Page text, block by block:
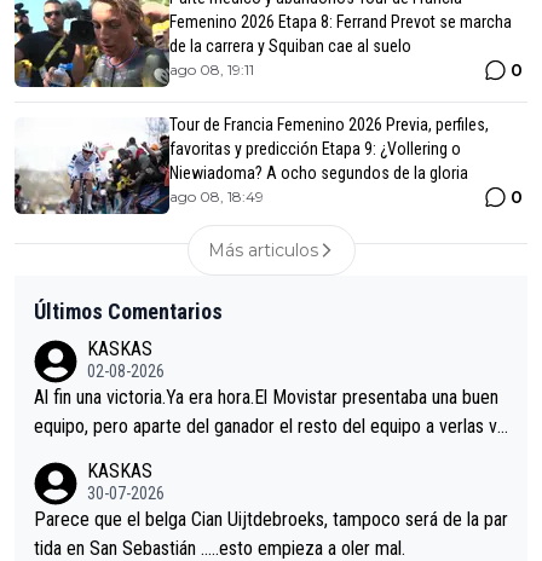
Femenino 2026 Etapa 8: Ferrand Prevot se marcha
de la carrera y Squiban cae al suelo
ago 08, 19:11 0
Tour de Francia Femenino 2026 Previa, perfiles,
favoritas y predicción Etapa 9: ¿Vollering o
Niewiadoma? A ocho segundos de la gloria
ago 08, 18:49 0
Más articulos
Últimos Comentarios
KASKAS
02-08-2026
Al fin una victoria.Ya era hora.El Movistar presentaba una buen
equipo, pero aparte del ganador el resto del equipo a verlas ve
s.La única buena noticia es la mejoría de Enric Más en San Seb
astian.Si en la Vuelta a Burgos sigue la mejoría, podríamos ten
er alguna sorpresa en la Vuelta.Ojalá.
KASKAS
30-07-2026
Parece que el belga Cian Uijtdebroeks, tampoco será de la par
tida en San Sebastián …..esto empieza a oler mal.